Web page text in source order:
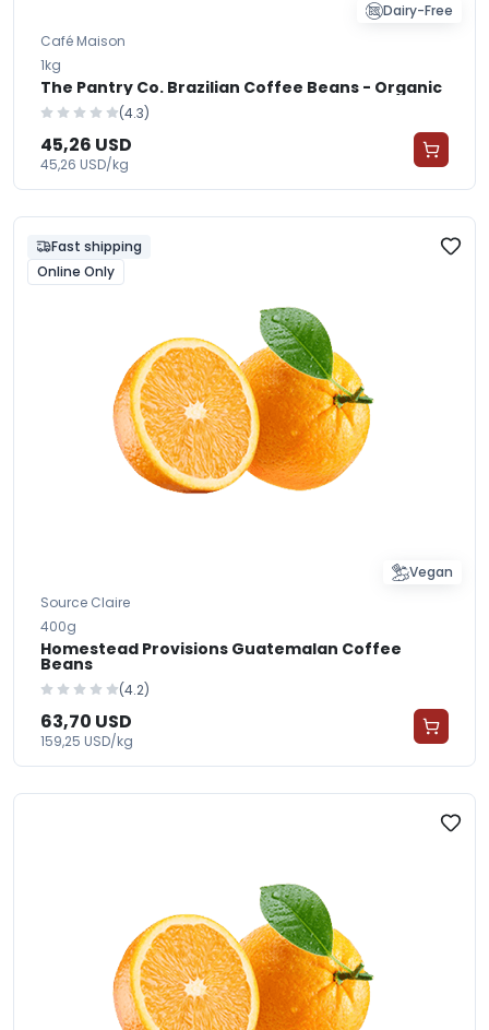
Dairy-Free
Café Maison
1kg
The Pantry Co. Brazilian Coffee Beans - Organic
(4.3)
45,26 USD
45,26 USD/kg
Fast shipping
Online Only
Vegan
Source Claire
400g
Homestead Provisions Guatemalan Coffee
Beans
(4.2)
63,70 USD
159,25 USD/kg